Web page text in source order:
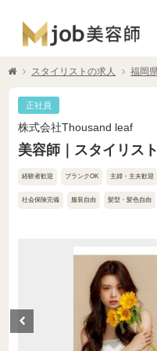
スタイリストの求人 福岡
正社員
株式会社Thousand leaf
美容師｜スタイリス
経験者歓迎 ブランクOK 主婦・主夫歓迎
社会保険完備 服装自由 髪型・髪色自由